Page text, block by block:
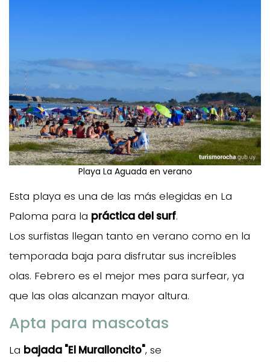
Playa La Aguada en verano
Esta playa es una de las más elegidas en La
Paloma para la práctica del surf.
Los surfistas llegan tanto en verano como en la
temporada baja para disfrutar sus increíbles
olas. Febrero es el mejor mes para surfear, ya
que las olas alcanzan mayor altura.
Apta para mascotas
La bajada "El Muralloncito", se